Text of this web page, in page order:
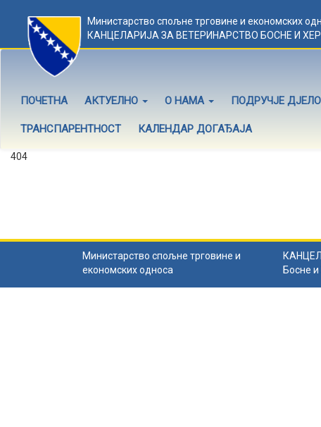
Министарство спољне трговине и економских
КАНЦЕЛАРИЈА ЗА ВЕТЕРИНАРСТВО БОСНЕ И
ПОЧЕТНА АКТУЕЛНО О НАМА ПОДРУЧЈЕ
ТРАНСПАРЕНТНОСТ КАЛЕНДАР ДОГАЂАЈА
404
Министарство спољне трговине и
економских односа
Босне